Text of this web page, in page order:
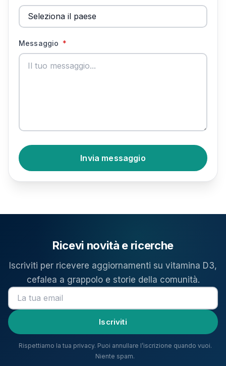
Messaggio *
Invia messaggio
Ricevi novità e ricerche
Iscriviti per ricevere aggiornamenti su vitamina D3,
cefalea a grappolo e storie della comunità.
Indirizzo email
Iscriviti
Rispettiamo la tua privacy. Puoi annullare l’iscrizione quando vuoi.
Niente spam.